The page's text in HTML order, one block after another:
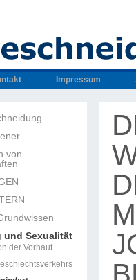
Impressum
von
und Sexualität
der Vorhaut